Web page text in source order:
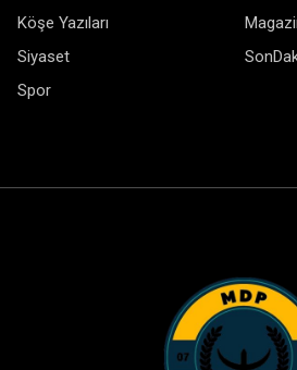
Köşe Yazıları
Siyaset
Spor